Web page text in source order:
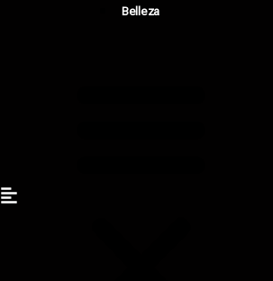
Belleza